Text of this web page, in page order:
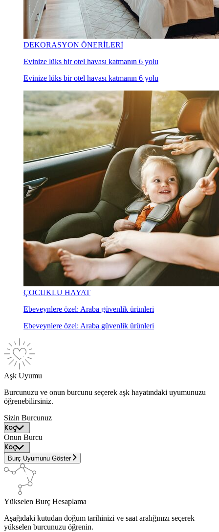
DEKORASYON ÖNERİLERİ
Evinize lüks bir otel havası katmanın 6 yolu
Evinize lüks bir otel havası katmanın 6 yolu
ÇOCUKLU HAYAT
Ebeveynlere özel: Araba güvenlik ürünleri
Ebeveynlere özel: Araba güvenlik ürünleri
Aşk Uyumu
Burcunuzu ve onun burcunu seçerek aşk hayatındaki uyumunuzu
öğrenebilirsiniz.
Sizin Burcunuz
Onun Burcu
Burç Uyumunu Göster
Yükselen Burç Hesaplama
Aşağıdaki kutudan doğum tarihinizi ve saat aralığınızı seçerek
yükselen burcunuzu öğrenin.